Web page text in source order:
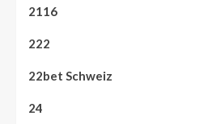
2116
222
22bet Schweiz
24